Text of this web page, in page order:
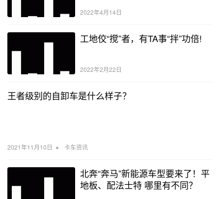
2022年4月14日
工地佼“搅”者，有TA事“拌”功倍!
2022年2月22日
王者级别的自卸车是什么样子？
2021年11月10日 • 卡车资讯
北奔“奔马”新能源车型要来了！平
地板、配法士特 哪里有不同？